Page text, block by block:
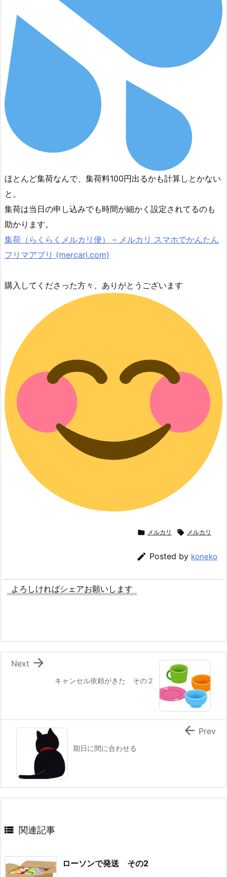
ほとんど集荷なんで、集荷料100円出るかも計算しとかない
と。
集荷は当日の申し込みでも時間が細かく設定されてるのも
助かります。
集荷（らくらくメルカリ便） – メルカリ スマホでかんたん
フリマアプリ (mercari.com)
購入してくださった方々、ありがとうございます
 メルカリ  メルカリ
 Posted by koneko
よろしければシェアお願いします
キャンセル依頼がきた その２

Next
期日に間に合わせる
 Prev
 関連記事
ローソンで発送 その2